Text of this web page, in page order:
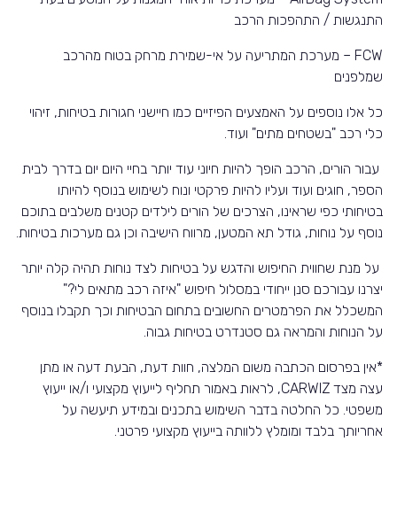
התנגשות / התהפכות הרכב
FCW – מערכת המתריעה על אי-שמירת מרחק בטוח מהרכב
שמלפנים
כל אלו נוספים על האמצעים הפיזיים כמו חיישני חגורות בטיחות, זיהוי
כלי רכב "בשטחים מתים" ועוד.
עבור הורים, הרכב הופך להיות חיוני עוד יותר בחיי היום יום בדרך לבית
הספר, חוגים ועוד ועליו להיות פרקטי ונוח לשימוש בנוסף להיותו
בטיחותי כפי שראינו, הצרכים של הורים לילדים קטנים משלבים בתוכם
נוסף על נוחות, גודל תא המטען, מרווח הישיבה וכן גם מערכות בטיחות.
על מנת שחווית החיפוש והדגש על בטיחות לצד נוחות תהיה קלה יותר
יצרנו עבורכם סנן ייחודי במסלול חיפוש "איזה רכב מתאים לי?"
המשכלל את הפרמטרים החשובים בתחום הבטיחות וכך תקבלו בנוסף
על הנוחות והמראה גם סטנדרט בטיחות גבוה.
*אין בפרסום הכתבה משום המלצה, חוות דעת, הבעת דעה או מתן
עצה מצד CARWIZ, לראות באמור תחליף לייעוץ מקצועי ו/או ייעוץ
משפטי. כל החלטה בדבר השימוש בתכנים ובמידע תיעשה על
אחריותך בלבד ומומלץ ללוותה בייעוץ מקצועי פרטני.